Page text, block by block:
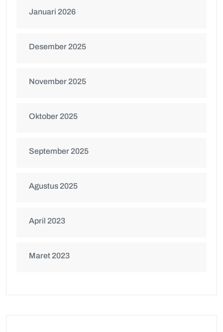
Januari 2026
Desember 2025
November 2025
Oktober 2025
September 2025
Agustus 2025
April 2023
Maret 2023